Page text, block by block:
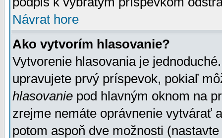
Návrat hore
Ako vytvorím hlasovanie?
Vytvorenie hlasovania je
upravujete prvý príspevok, pokiaľ
hlasovanie pod hlavným oknom na
zrejme nemáte oprávnenie vytvárať
potom aspoň dve možnosti